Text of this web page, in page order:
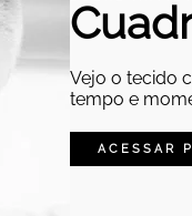
Vejo o tecido
tempo e
ACESSAR